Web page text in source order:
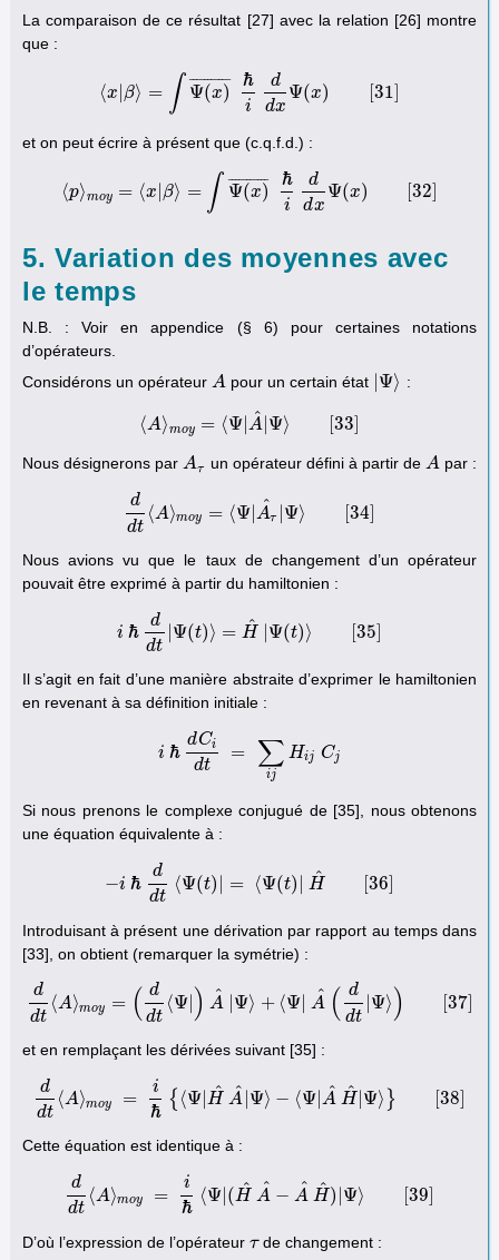
La comparaison de ce résultat [27] avec la relation [26] montre
que :
⟨x β⟩ = ∫ Ψ(x)
¯ ¯
¯¯¯¯¯¯¯¯¯ ℏ
i
d
dx
Ψ(x) 31
⟨x β⟩ ∫Ψ(x) ℏ ddx Ψ(x)[31
et on peut écrire à présent que (c.q.f.d.) :
⟨p⟩moy = ⟨x β⟩ = ∫ Ψ(x)
¯ ¯
¯¯¯¯¯¯¯¯¯ ℏ
i
d
dx
Ψ(x) [32
⟨p ⟩moy= x|β = Ψ(x)¯ ℏi ddxΨ(x)[32
5. Variation des moyennes avec
le temps
N.B. : Voir en appendice (§ 6) pour certaines notations
d’opérateurs.
Considérons un opérateur A
A pour un certain état |Ψ⟩
Ψ⟩ :
⟨A⟩moy = ⟨Ψ| A
^| Ψ⟩ [33
⟨A⟩ mo y=⟨Ψ|A ^|Ψ
Nous désignerons par Aτ
Aτ un opérateur défini à partir de A
A par :
d
dt
⟨A⟩moy = ⟨Ψ|Aτ
^ |Ψ⟩ [34]
ddt⟨A⟩ mo y=⟨Ψ|Aτ ^|Ψ
Nous avions vu que le taux de changement d’un opérateur
pouvait être exprimé à partir du hamiltonien :
i ℏ
d
dt
Ψ(t)⟩ = H
^ Ψ(t)⟩ [35
i ℏ ddt|Ψ (t) ⟩=H |Ψ(t)⟩
Il s’agit en fait d’une manière abstraite d’exprimer le hamiltonien
en revenant à sa définition initiale :
i ℏ
dCi
dt
= ∑
ij
Hij Cj
i ℏ dC dt ∑ Hij Cj
Si nous prenons le complexe conjugué de [35], nous obtenons
une équation équivalente à :
−i ℏ
d
dt
⟨Ψ(t) | = ⟨Ψ(t) | H
^ [36]
−i ℏ ddt ⟨Ψ (t)| ⟨Ψ(t)| H^[
Introduisant à présent une dérivation par rapport au temps dans
[33], on obtient (remarquer la symétrie) :
d
dt
⟨A⟩moy = ( d
dt
⟨Ψ| ) A
^ Ψ⟩ + ⟨Ψ A
^ ( d
dt
Ψ⟩ ) 37]
ddt A⟩ m oy= (dd Ψ|) A^ |Ψ⟩+⟨Ψ| A^ ( ddt| Ψ⟩)[ 37
et en remplaçant les dérivées suivant [35] :
d
dt
⟨A⟩moy =
i
ℏ
{ ⟨Ψ |H
^ A
^ Ψ⟩ − ⟨Ψ |A
^ H
^ Ψ⟩ } [38
ddt⟨ ⟩m y = ℏ {⟨ Ψ| H^ A^|Ψ⟩− ⟨Ψ| A^ H^ Ψ⟩ [38
Cette équation est identique à :
d
dt
⟨A⟩moy =
i
ℏ
⟨Ψ|(H
^ A
^ − A
^ H
^) |Ψ⟩ [39]
ddt⟨A mo = ℏ ⟨Ψ|(H ^ A^−A^ H ^ |Ψ⟩
D’où l’expression de l’opérateur τ
τde changement :